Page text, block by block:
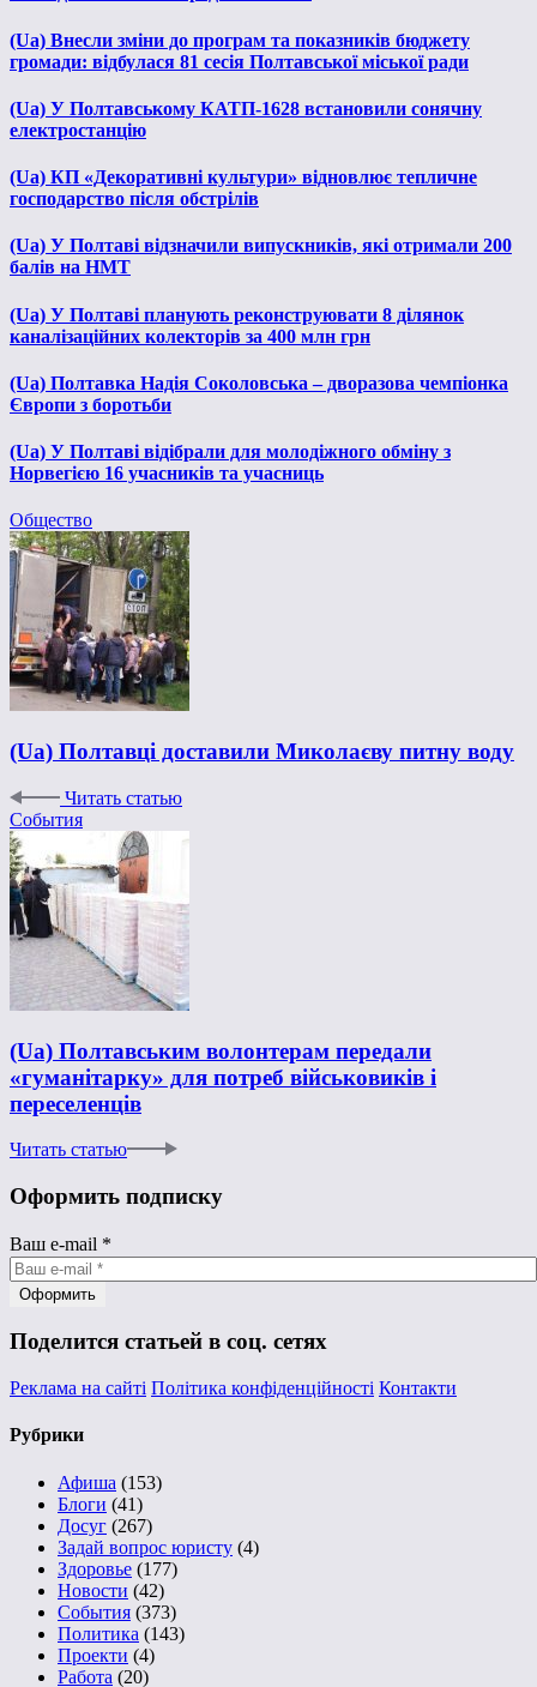
(Ua) Внесли зміни до програм та показників бюджету
громади: відбулася 81 сесія Полтавської міської ради
(Ua) У Полтавському КАТП-1628 встановили сонячну
електростанцію
(Ua) КП «Декоративні культури» відновлює тепличне
господарство після обстрілів
(Ua) У Полтаві відзначили випускників, які отримали 200
балів на НМТ
(Ua) У Полтаві планують реконструювати 8 ділянок
каналізаційних колекторів за 400 млн грн
(Ua) Полтавка Надія Соколовська – дворазова чемпіонка
Європи з боротьби
(Ua) У Полтаві відібрали для молодіжного обміну з
Норвегією 16 учасників та учасниць
Общество
(Ua) Полтавці доставили Миколаєву питну воду
Читать статью
События
(Ua) Полтавським волонтерам передали
«гуманітарку» для потреб військовиків і
переселенців
Читать статью
Оформить подписку
Ваш e-mail *
Поделится статьей в соц. сетях
Реклама на сайті Політика конфіденційності Контакти
Рубрики
Афиша (153)
Блоги (41)
Досуг (267)
Задай вопрос юристу (4)
Здоровье (177)
Новости (42)
События (373)
Политика (143)
Проекти (4)
Работа (20)